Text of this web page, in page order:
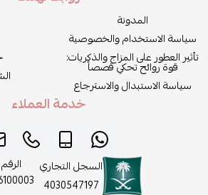
المدونة
سياسة الاستخدام والخصوصية
تأثير العطور على المزاج والذكريات:
قوة روائح تحكي قصصاً
سياسة الاستبدال والاسترجاع
خدمة العملاء
السجل التجاري
4030547197